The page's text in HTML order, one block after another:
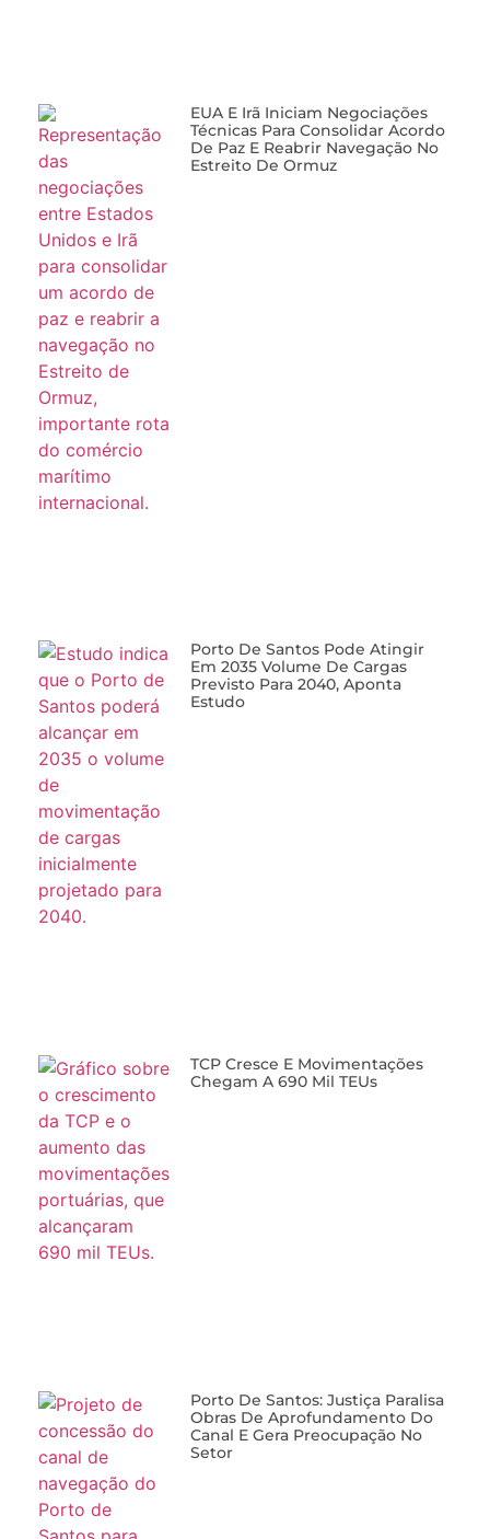
EUA E Irã Iniciam Negociações
Técnicas Para Consolidar Acordo
De Paz E Reabrir Navegação No
Estreito De Ormuz
Porto De Santos Pode Atingir
Em 2035 Volume De Cargas
Previsto Para 2040, Aponta
Estudo
TCP Cresce E Movimentações
Chegam A 690 Mil TEUs
Porto De Santos: Justiça Paralisa
Obras De Aprofundamento Do
Canal E Gera Preocupação No
Setor